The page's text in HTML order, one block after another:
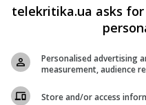
Малышеву приедет
Машей, но он
во второй раз.
.
telekritika.ua asks
Personalised advertising
measurement, audience
Store and/or access